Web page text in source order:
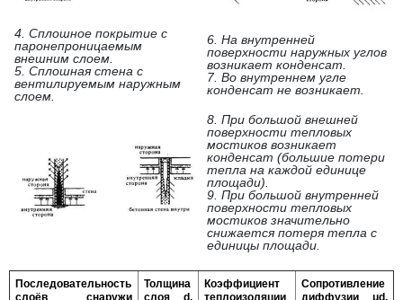
4. Сплошное покрытие с
паронепроницаемым
внешним слоем.
5. Сплошная стена с
вентилируемым наружным
слоем.
6. На внутренней
поверхности наружных углов
возникает конденсат.
7. Во внутреннем угле
конденсат не возникает.
8. При большой внешней
поверхности тепловых
мостиков возникает
конденсат (большие потери
тепла на каждой единице
площади).
9. При большой внутренней
поверхности тепловых
мостиков значительно
снижается потеря тепла с
единицы площади.
Последовательность
слоёв снаружи
Толщина
слоя d,
Коэффициент
теплоизоляции
Сопротивление
диффузии μd,